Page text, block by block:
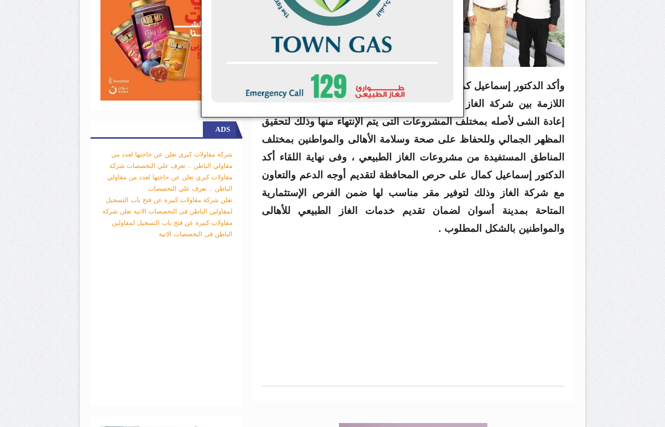
وأكد الدكتور إسماعيل كمال على أهمية التنسيق وعقد بروتوكولات التعاون
اللازمة بين شركة الغاز وغيرها من الجهات المعنية لضمان تنفيذ أعمال
إعادة الشى لأصله بمختلف المشروعات التى يتم الإنتهاء منها وذلك لتحقيق
المظهر الجمالي وللحفاظ على صحة وسلامة الأهالى والمواطنين بمختلف
المناطق المستفيدة من مشروعات الغاز الطبيعي ، وفى نهاية اللقاء أكد
الدكتور إسماعيل كمال على حرص المحافظة لتقديم أوجه الدعم والتعاون
مع شركة الغاز وذلك لتوفير مقر مناسب لها ضمن الفرص الإستثمارية
المتاحة بمدينة أسوان لضمان تقديم خدمات الغاز الطبيعي للأهالى
والمواطنين بالشكل المطلوب .
ADS
شركة مقاولات كبري تعلن عن حاجتها لعدد من
مقاولي الباطن .. تعرف علي التخصصات شركة
مقاولات كبري تعلن عن حاجتها لعدد من مقاولي
الباطن .. تعرف علي التخصصات
تعلن شركة مقاولات كبيرة عن فتح باب التسجيل
لمقاولين الباطن فى التخصصات الاتية تعلن شركة
مقاولات كبيرة عن فتح باب التسجيل لمقاولين
الباطن فى التخصصات الاتية